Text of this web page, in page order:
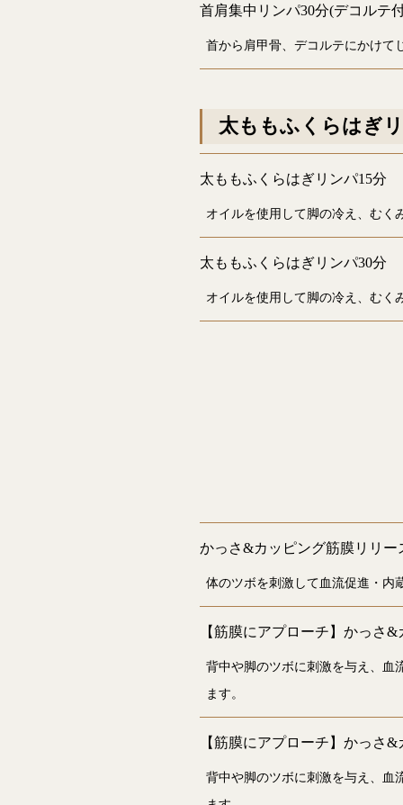
首肩集中リンパ30分(デコルテ
首から肩甲骨、デコルテにかけて
太ももふくらはぎ
太ももふくらはぎリンパ15分
オイルを使用して脚の冷え、むく
太ももふくらはぎリンパ30分
オイルを使用して脚の冷え、むく
かっさ&カッピング筋膜リリー
体のツボを刺激して血流促進・内
【筋膜にアプローチ】かっさ
背中や脚のツボに刺激を与え、血
ます。
【筋膜にアプローチ】かっさ
背中や脚のツボに刺激を与え、血